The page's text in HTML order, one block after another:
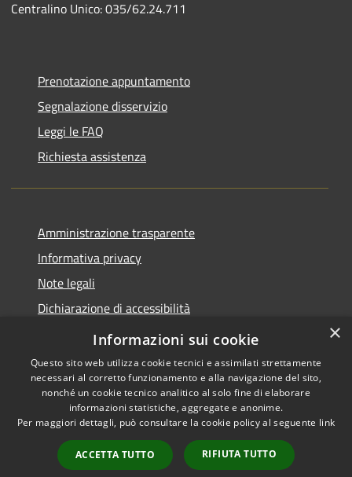
Centralino Unico: 035/62.24.711
Prenotazione appuntamento
Segnalazione disservizio
Leggi le FAQ
Richiesta assistenza
Amministrazione trasparente
Informativa privacy
Note legali
Dichiarazione di accessibilità
Piano di miglioramento del sito
Accessibilità
Copyright © 2026 • Comune di
Dalmine • Powered by
Municipium•
Accesso
redazione
×
Informazioni sui cookie
Questo sito web utilizza cookie tecnici e assimilati strettamente
necessari al corretto funzionamento e alla navigazione del sito,
nonché un cookie tecnico analitico al solo fine di elaborare
informazioni statistiche, aggregate e anonime.
Per maggiori dettagli, può consultare la cookie policy al seguente link
ACCETTA TUTTO RIFIUTA TUTTO